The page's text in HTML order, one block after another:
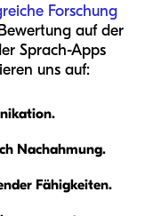
Forschung
auf der
Sprach-Apps
uns auf:
Nachahmung.
Fähigkeiten.